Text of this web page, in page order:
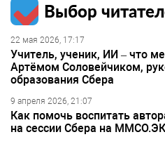
Выбор
22 мая 2026, 17:17
Учитель, ученик, ИИ – что
Артёмом Соловейчиком,
образования Сбера
9 апреля 2026, 21:07
Как помочь воспитать
на сессии Сбера на